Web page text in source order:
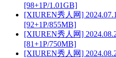
[98+1P/1.01GB]
[XIUREN秀人网]
[92+1P/855MB]
[XIUREN秀人网]
[81+1P/750MB]
[XIUREN秀人网]